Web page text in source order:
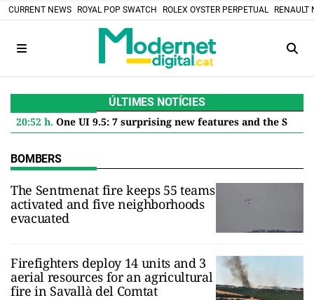
CURRENT NEWS ROYAL POP SWATCH ROLEX OYSTER PERPETUAL RENAULT
ÚLTIMES NOTÍCIES
20:52 h. One UI 9.5: 7 surprising new features and the Samsung Models that will get it in 2027
BOMBERS
The Sentmenat fire keeps 55 teams
activated and five neighborhoods
evacuated
Firefighters deploy 14 units and 3
aerial resources for an agricultural
fire in Savallà del Comtat